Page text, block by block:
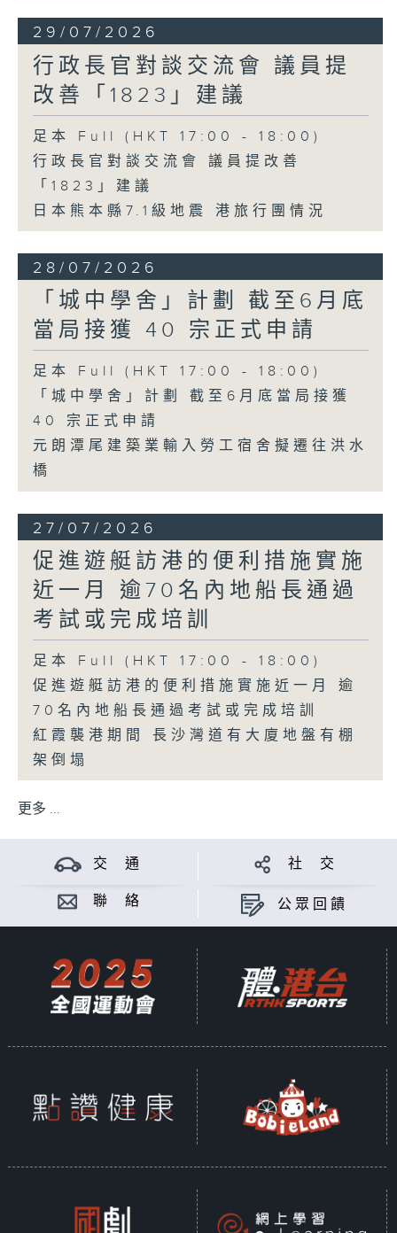
29/07/2026
行政長官對談交流會 議員提
改善「1823」建議
足本 Full (HKT 17:00 - 18:00)
行政長官對談交流會 議員提改善
「1823」建議
日本熊本縣7.1級地震 港旅行團情況
28/07/2026
「城中學舍」計劃 截至6月底
當局接獲 40 宗正式申請
足本 Full (HKT 17:00 - 18:00)
「城中學舍」計劃 截至6月底當局接獲
40 宗正式申請
元朗潭尾建築業輸入勞工宿舍擬遷往洪水
橋
27/07/2026
促進遊艇訪港的便利措施實施
近一月 逾70名內地船長通過
考試或完成培訓
足本 Full (HKT 17:00 - 18:00)
促進遊艇訪港的便利措施實施近一月 逾
70名內地船長通過考試或完成培訓
紅霞襲港期間 長沙灣道有大廈地盤有棚
架倒塌
更多 ...
交 通 社 交
聯 絡 公眾回饋